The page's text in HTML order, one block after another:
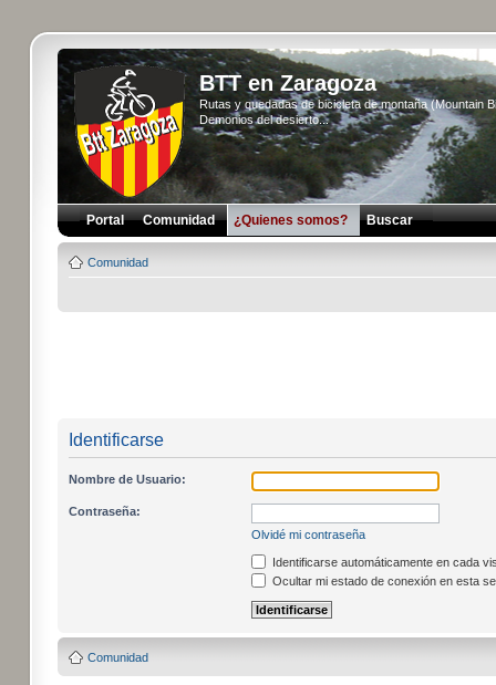
BTT en Zaragoza
Rutas y quedadas de bicicleta de montaña (Mountain
Demonios del desierto...
Portal Comunidad ¿Quienes somos? Buscar
Comunidad
Identificarse
Nombre de Usuario:
Contraseña:
Olvidé mi contraseña
Identificarse automáticamente en cada
Ocultar mi estado de conexión en esta
Comunidad